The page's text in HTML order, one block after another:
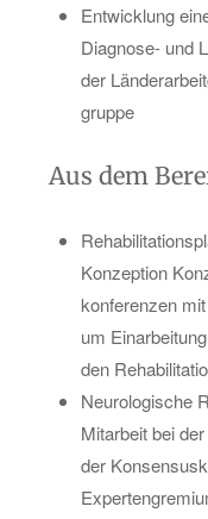
Ent­wick­lung
Dia­gno­se- und
der
grup­pe
Aus dem
Kon­zep­ti­on
kon­fe­ren­zen
um
den
Neu­ro­lo­gi­sche
Mit­ar­beit bei
der